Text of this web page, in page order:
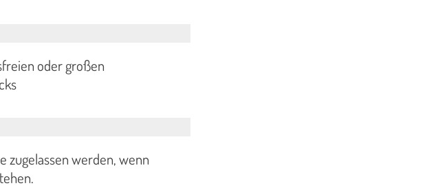
oder großen
zugelassen werden, wenn